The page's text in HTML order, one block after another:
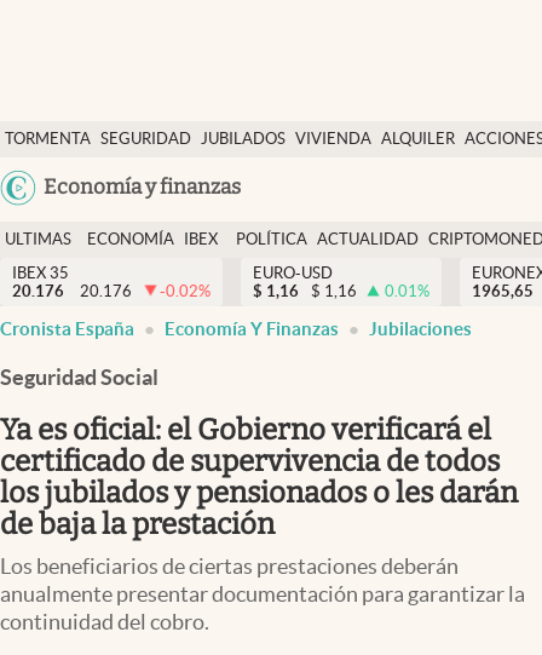
TORMENTA SEGURIDAD JUBILADOS VIVIENDA ALQUILER
USA
Colombia
Economía y finanzas
Economía y finanzas
Política
Actualidad
Criptomonedas
España
ULTIMAS
NOTICIAS
ECONOMÍA
FINANZAS
IBEX
EURO
POLÍTICA ACTUALIDAD
IBEX 35
20.176
20.176 -0.02%
EURO-USD
$ 1,16 $ 1,16 0.01%
1965,65
Cronista España Economía Y Finanzas Jubilaciones
Seguridad Social
Ya es oficial: el Gobierno verificará el
certificado de supervivencia de todos
los jubilados y pensionados o les darán
de baja la prestación
Los beneficiarios de ciertas prestaciones deberán
anualmente presentar documentación para garantizar la
continuidad del cobro.